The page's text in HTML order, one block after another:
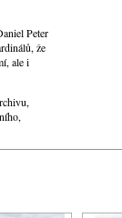
Peter
že
ale i